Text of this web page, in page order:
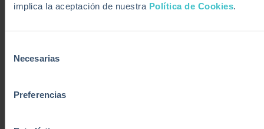
implica la aceptación de nuestra Política de Cookies.
Necesarias
Preferencias